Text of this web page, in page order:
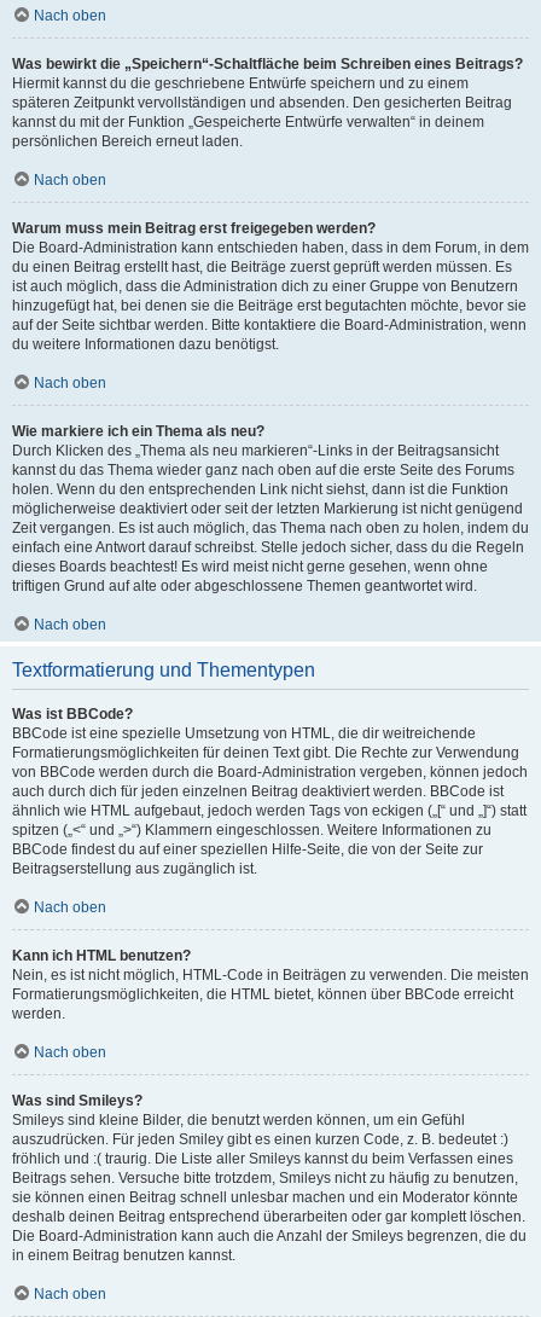
Nach oben
Was bewirkt die „Speichern“-Schaltfläche beim Schreiben eines Beitrags?
Hiermit kannst du die geschriebene Entwürfe speichern und zu einem
späteren Zeitpunkt vervollständigen und absenden. Den gesicherten Beitrag
kannst du mit der Funktion „Gespeicherte Entwürfe verwalten“ in deinem
persönlichen Bereich erneut laden.
Nach oben
Warum muss mein Beitrag erst freigegeben werden?
Die Board-Administration kann entschieden haben, dass in dem Forum, in dem
du einen Beitrag erstellt hast, die Beiträge zuerst geprüft werden müssen. Es
ist auch möglich, dass die Administration dich zu einer Gruppe von Benutzern
hinzugefügt hat, bei denen sie die Beiträge erst begutachten möchte, bevor sie
auf der Seite sichtbar werden. Bitte kontaktiere die Board-Administration, wenn
du weitere Informationen dazu benötigst.
Nach oben
Wie markiere ich ein Thema als neu?
Durch Klicken des „Thema als neu markieren“-Links in der Beitragsansicht
kannst du das Thema wieder ganz nach oben auf die erste Seite des Forums
holen. Wenn du den entsprechenden Link nicht siehst, dann ist die Funktion
möglicherweise deaktiviert oder seit der letzten Markierung ist nicht genügend
Zeit vergangen. Es ist auch möglich, das Thema nach oben zu holen, indem du
einfach eine Antwort darauf schreibst. Stelle jedoch sicher, dass du die Regeln
dieses Boards beachtest! Es wird meist nicht gerne gesehen, wenn ohne
triftigen Grund auf alte oder abgeschlossene Themen geantwortet wird.
Nach oben
Textformatierung und Thementypen
Was ist BBCode?
BBCode ist eine spezielle Umsetzung von HTML, die dir weitreichende
Formatierungsmöglichkeiten für deinen Text gibt. Die Rechte zur Verwendung
von BBCode werden durch die Board-Administration vergeben, können jedoch
auch durch dich für jeden einzelnen Beitrag deaktiviert werden. BBCode ist
ähnlich wie HTML aufgebaut, jedoch werden Tags von eckigen („[“ und „]“) statt
spitzen („<“ und „>“) Klammern eingeschlossen. Weitere Informationen zu
BBCode findest du auf einer speziellen Hilfe-Seite, die von der Seite zur
Beitragserstellung aus zugänglich ist.
Nach oben
Kann ich HTML benutzen?
Nein, es ist nicht möglich, HTML-Code in Beiträgen zu verwenden. Die meisten
Formatierungsmöglichkeiten, die HTML bietet, können über BBCode erreicht
werden.
Nach oben
Was sind Smileys?
Smileys sind kleine Bilder, die benutzt werden können, um ein Gefühl
auszudrücken. Für jeden Smiley gibt es einen kurzen Code, z. B. bedeutet :)
fröhlich und :( traurig. Die Liste aller Smileys kannst du beim Verfassen eines
Beitrags sehen. Versuche bitte trotzdem, Smileys nicht zu häufig zu benutzen,
sie können einen Beitrag schnell unlesbar machen und ein Moderator könnte
deshalb deinen Beitrag entsprechend überarbeiten oder gar komplett löschen.
Die Board-Administration kann auch die Anzahl der Smileys begrenzen, die du
in einem Beitrag benutzen kannst.
Nach oben